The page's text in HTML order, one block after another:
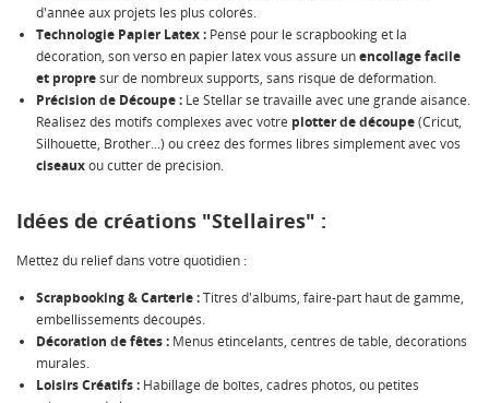
d'année aux projets les plus colorés.
Technologie Papier Latex : Pensé pour le scrapbooking et la
décoration, son verso en papier latex vous assure unencollage facile
et propresur de nombreux supports, sans risque de déformation.
Précision de Découpe : Le Stellar se travaille avec une grande aisance.
Réalisez des motifs complexes avec votre plotter de découpe(Cricut,
Silhouette, Brother...) ou créez des formes libres simplement avec vos
ciseauxou cutter de précision.
Idées de créations "Stellaires" :
Mettez du relief dans votre quotidien :
Scrapbooking & Carterie :Titres d'albums, faire-part haut de gamme,
embellissements découpés.
Décoration de fêtes : Menus étincelants, centres de table, décorations
murales.
Loisirs Créatifs : Habillage de boîtes, cadres photos, ou petites
MES LISTES
CRÉER UNE LISTE D'ENVIES
NOM DE LA LISTE D'ENVIES
CONNEXION
Vous devez être connecté pour ajouter des produits à
votre liste d'envies.